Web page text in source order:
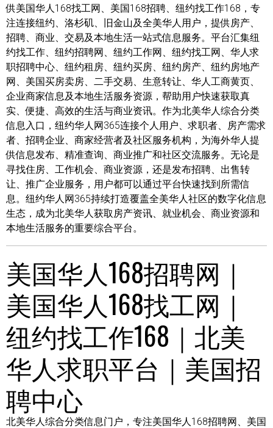
供美国华人168找工网、美国168招聘、纽约找工作168，专
注连接纽约、洛杉矶、旧金山及全美华人用户，提供房产、
招聘、商业、交易及本地生活一站式信息服务。平台汇集纽
约找工作、纽约招聘网、纽约工作网、纽约找工网、华人求
职招聘中心、纽约租房、纽约买房、纽约房产、纽约房地产
网、美国买房卖房、二手交易、生意转让、华人工商黄页、
企业商家信息及本地生活服务资源，帮助用户快速获取真
实、便捷、高效的生活与商业资讯。作为北美华人综合分类
信息入口，纽约华人网365连接个人用户、求职者、房产需求
者、招聘企业、商家经营者及社区服务机构，为海外华人提
供信息发布、精准查询、商业推广和社区交流服务。无论是
寻找住房、工作机会、商业资源，还是发布招聘、出售转
让、推广企业服务，用户都可以通过平台快速找到所需信
息。纽约华人网365持续打造覆盖全美华人社区的数字化信息
生态，成为北美华人获取房产资讯、就业机会、商业资源和
本地生活服务的重要综合平台。
美国华人168招聘网｜
美国华人168找工网｜
纽约找工作168｜北美
华人求职平台｜美国招
聘中心
北美华人综合分类信息门户，专注美国华人168招聘网、美国